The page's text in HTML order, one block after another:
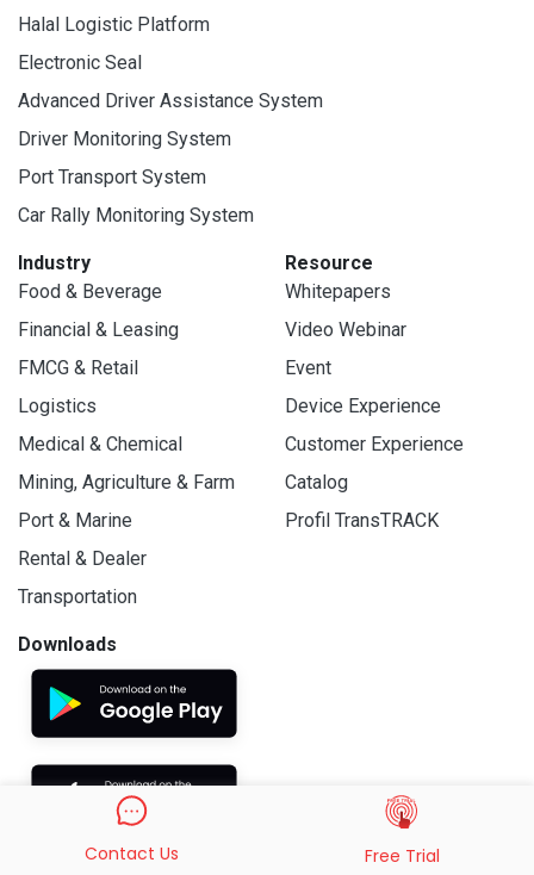
Halal Logistic Platform
Electronic Seal
Advanced Driver Assistance System
Driver Monitoring System
Port Transport System
Car Rally Monitoring System
Industry
Food & Beverage
Financial & Leasing
FMCG & Retail
Logistics
Medical & Chemical
Mining, Agriculture & Farm
Port & Marine
Rental & Dealer
Transportation
Resource
Whitepapers
Video Webinar
Event
Device Experience
Customer Experience
Catalog
Profil TransTRACK
Downloads
Contact Us Free Trial